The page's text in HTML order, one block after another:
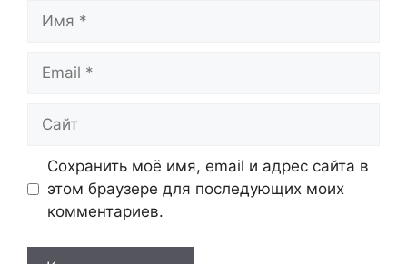
Имя
Email
Сайт
Сохранить моё имя, email и адрес сайта в
этом браузере для последующих моих
комментариев.